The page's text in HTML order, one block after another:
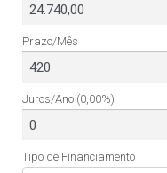
Prazo/Mês
Juros/Ano (0,00%)
Tipo de Financiamento